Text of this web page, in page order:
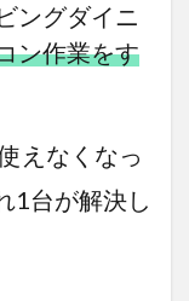
ングダイニ
ン作業をす
えなくなっ
1台が解決し